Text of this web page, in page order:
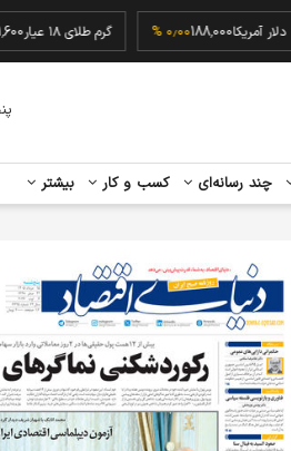
دلار آمریکا188,000۰٫۰۰ % گرم طلای ۱۸ عیار
چند رسانه‌ای کسب و کار بیشتر